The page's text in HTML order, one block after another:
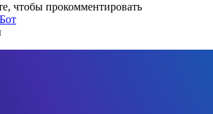
чтобы прокомментировать